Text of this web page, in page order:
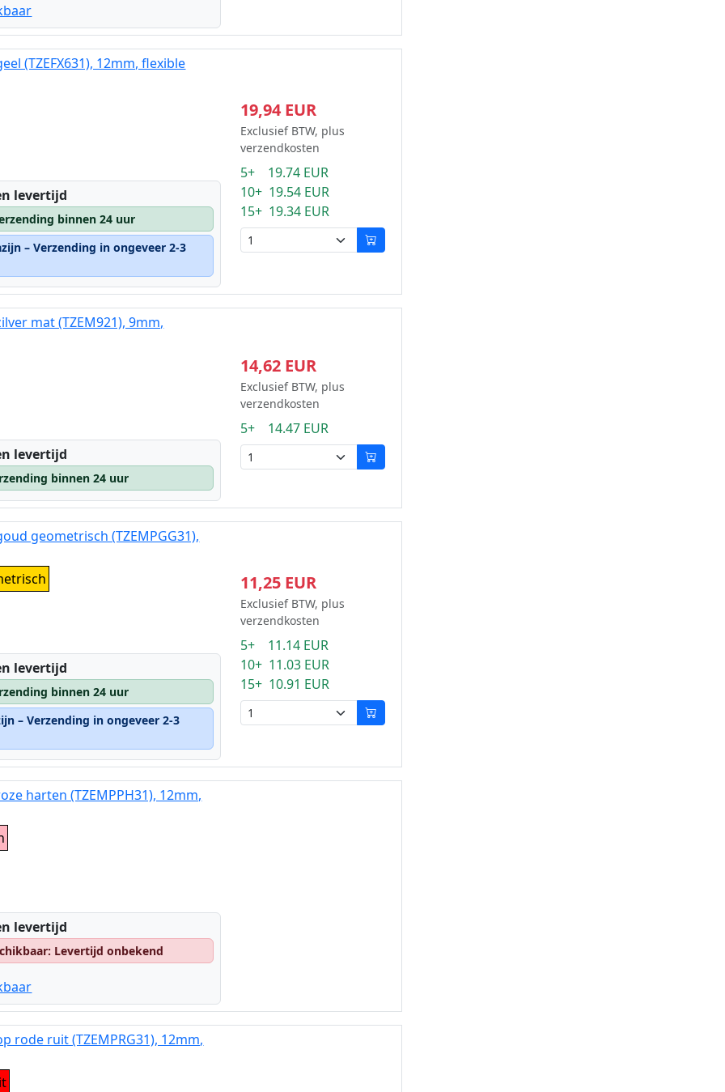
(TZEFX631), 12mm, flexible
levertijd
binnen 24 uur
– Verzending in ongeveer 2-3
19,94 EUR
Exclusief BTW, plus
verzendkosten
5+ 19.74 EUR
10+ 19.54 EUR
15+ 19.34 EUR
mat (TZEM921), 9mm,
levertijd
binnen 24 uur
14,62 EUR
Exclusief BTW, plus
verzendkosten
5+ 14.47 EUR
geometrisch (TZEMPGG31),
levertijd
binnen 24 uur
– Verzending in ongeveer 2-3
11,25 EUR
Exclusief BTW, plus
verzendkosten
5+ 11.14 EUR
10+ 11.03 EUR
15+ 10.91 EUR
harten (TZEMPPH31), 12mm,
levertijd
Levertijd onbekend
rode ruit (TZEMPRG31), 12mm,